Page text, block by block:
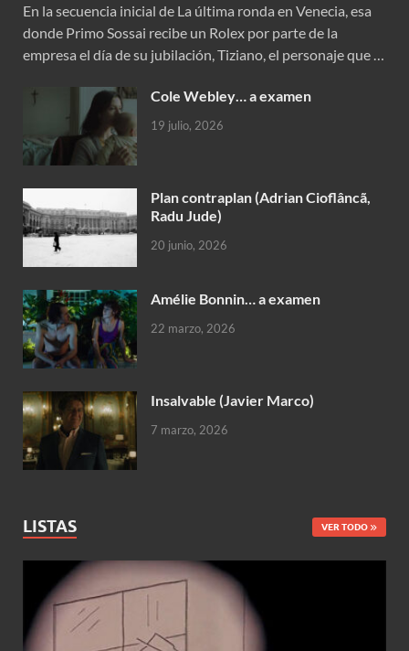
En la secuencia inicial de La última ronda en Venecia, esa
donde Primo Sossai recibe un Rolex por parte de la
empresa el día de su jubilación, Tiziano, el personaje que …
Cole Webley… a examen
19 julio, 2026
Plan contraplan (Adrian Cioflâncã,
Radu Jude)
20 junio, 2026
Amélie Bonnin… a examen
22 marzo, 2026
Insalvable (Javier Marco)
7 marzo, 2026
LISTAS VER TODO